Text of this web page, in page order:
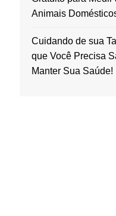
Animais
Cuidando de sua
que Você Precisa
Manter Sua Saúde!